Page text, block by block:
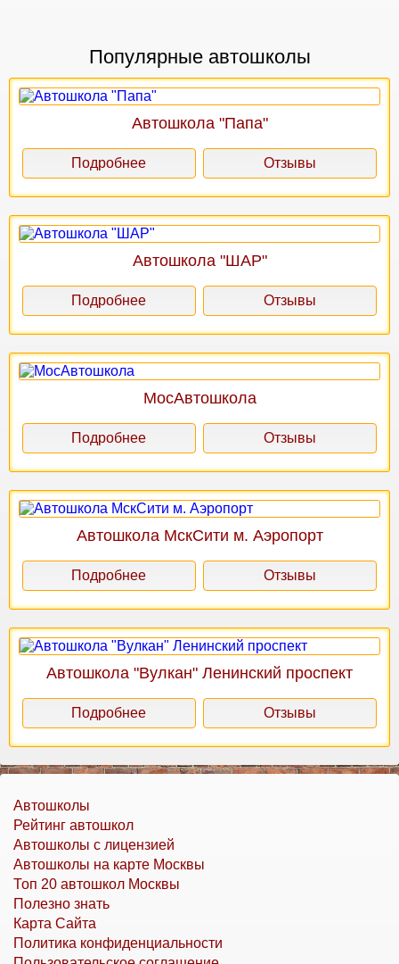
Популярные автошколы
Автошкола "Папа"
Подробнее Отзывы
Автошкола "ШАР"
Подробнее Отзывы
МосАвтошкола
Подробнее Отзывы
Автошкола МскСити м. Аэропорт
Подробнее Отзывы
Автошкола "Вулкан" Ленинский проспект
Подробнее Отзывы
Автошколы
Рейтинг автошкол
Автошколы с лицензией
Автошколы на карте Москвы
Топ 20 автошкол Москвы
Полезно знать
Карта Сайта
Политика конфиденциальности